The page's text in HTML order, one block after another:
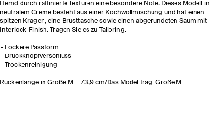
Hemd durch raffinierte Texturen eine besondere Note. Dieses Modell in
neutralem Creme besteht aus einer Kochwollmischung und hat einen
spitzen Kragen, eine Brusttasche sowie einen abgerundeten Saum mit
Interlock-Finish. Tragen Sie es zu Tailoring.
Lockere Passform
Druckknopfverschluss
Trockenreinigung
Rückenlänge in Größe M = 73,9 cm/Das Model trägt Größe M